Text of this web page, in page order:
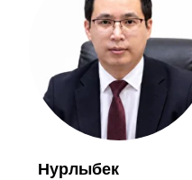
Нурлыбек